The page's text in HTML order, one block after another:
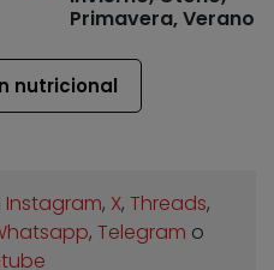
Primavera, Verano
nutricional
Instagram, X, Threads,
, Telegram o